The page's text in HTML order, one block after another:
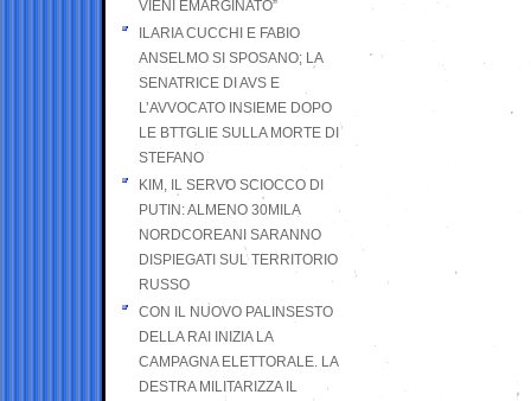
VIENI EMARGINATO”
ILARIA CUCCHI E FABIO
ANSELMO SI SPOSANO; LA
SENATRICE DI AVS E
L’AVVOCATO INSIEME DOPO
LE BTTGLIE SULLA MORTE DI
STEFANO
KIM, IL SERVO SCIOCCO DI
PUTIN: ALMENO 30MILA
NORDCOREANI SARANNO
DISPIEGATI SUL TERRITORIO
RUSSO
CON IL NUOVO PALINSESTO
DELLA RAI INIZIA LA
CAMPAGNA ELETTORALE. LA
DESTRA MILITARIZZA IL